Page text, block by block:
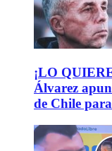
¡LO
Álvarez
de Chile